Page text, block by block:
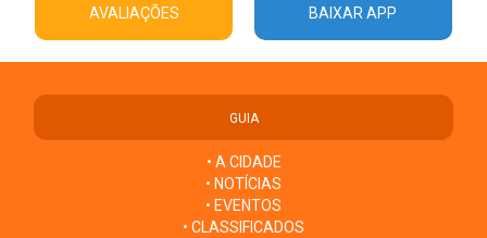
AVALIAÇÕES BAIXAR APP
GUIA
• A CIDADE
• NOTÍCIAS
• EVENTOS
• CLASSIFICADOS